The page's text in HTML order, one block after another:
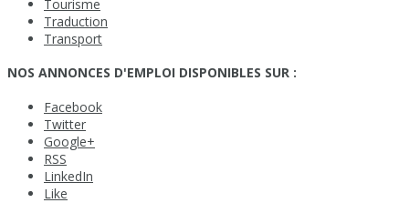
Tourisme
Traduction
Transport
NOS ANNONCES D'EMPLOI DISPONIBLES SUR :
Facebook
Twitter
Google+
RSS
LinkedIn
Like